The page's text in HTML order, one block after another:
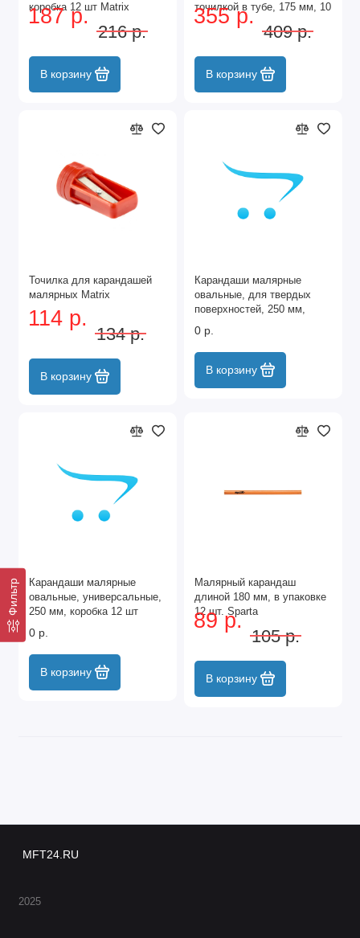
Фильтр
коробка 12 шт Matrix
187 р.
216 р.
В корзину
точилкой в тубе, 175 мм, 10
шт Matrix
355 р.
409 р.
В корзину
Точилка для карандашей
малярных Matrix
114 р.
134 р.
В корзину
Карандаши малярные
овальные, для твердых
поверхностей, 250 мм,
коробка 12 шт Matrix
0 р.
В корзину
Карандаши малярные
овальные, универсальные,
250 мм, коробка 12 шт
Matrix
0 р.
В корзину
Малярный карандаш
длиной 180 мм, в упаковке
12 шт. Sparta
89 р.
105 р.
В корзину
MFT24.RU
2025